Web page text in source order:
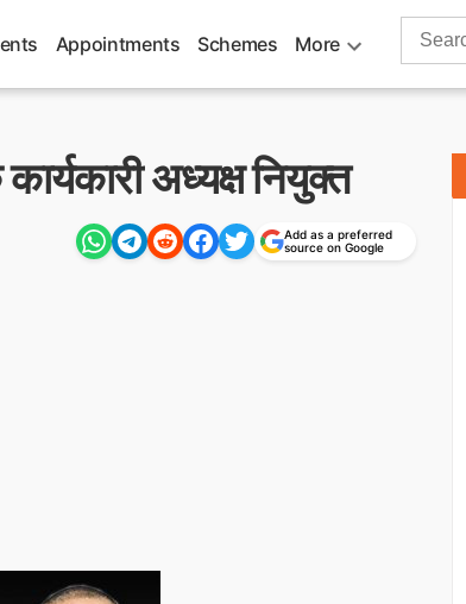
Appointments Schemes More
Search
अध्यक्ष नियुक्त
Add as a preferred
source on Google